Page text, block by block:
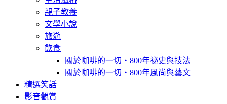
親子教養
文學小說
旅遊
飲食
關於咖啡的一切‧800年祕史與技法
關於咖啡的一切‧800年風尚與藝文
精選笑話
影音觀賞